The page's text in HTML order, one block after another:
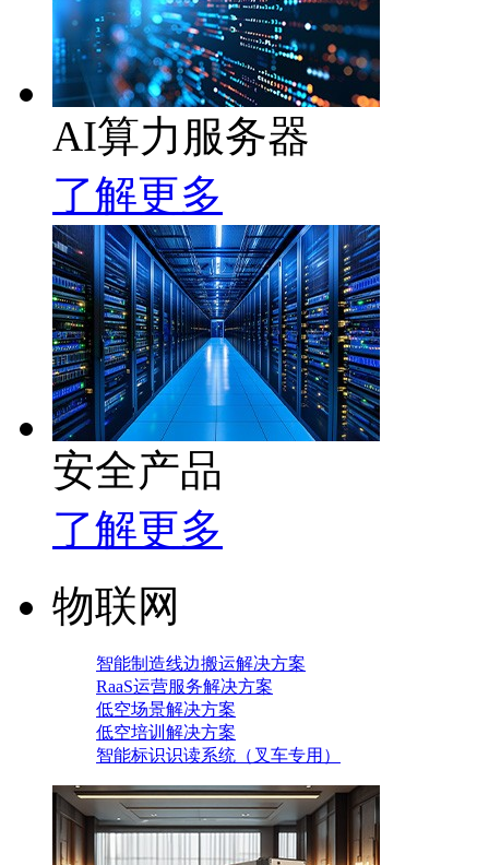
AI算力服务器
了解更多
安全产品
了解更多
物联网
智能制造线边搬运解决方案
RaaS运营服务解决方案
低空场景解决方案
低空培训解决方案
智能标识识读系统（叉车专用）